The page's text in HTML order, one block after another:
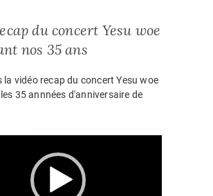
du concert Yesu woe
nos 35 ans
la vidéo recap du concert Yesu woe
35 annnées d'anniversaire de